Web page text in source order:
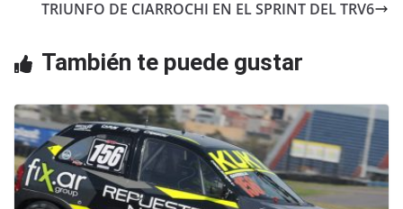
o p
TRIUNFO DE CIARROCHI EN EL SPRINT DEL TRV6
También te puede gustar